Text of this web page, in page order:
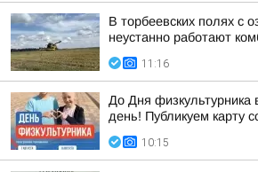
В торбеевских полях с
неустанно работают
11:16
До Дня физкультурника
день! Публикуем карту
10:15